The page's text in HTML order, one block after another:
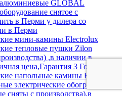
GLOBAL
снятое с
в Перми у дилера со
в Перми
мини-камины Electrolux
тепловые пушки Zilon
,в наличии в
цена,Гарантия 3 Года
напольные камины Electrolux
электрические обогреватели
сняты с производства),в